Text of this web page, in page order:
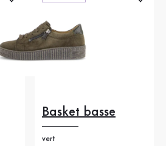
Basket basse
vert